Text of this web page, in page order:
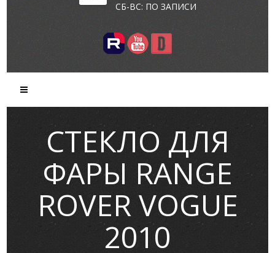
СБ-ВС: ПО ЗАПИСИ
СТЕКЛО ДЛЯ
ФАРЫ RANGE
ROVER VOGUE
2010